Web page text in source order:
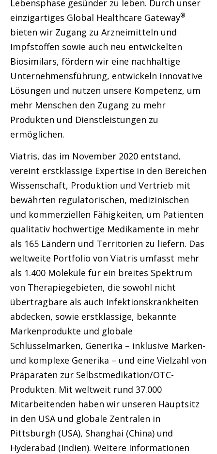
Lebensphase gesünder zu leben. Durch unser
einzigartiges Global Healthcare Gateway®
bieten wir Zugang zu Arzneimitteln und
Impfstoffen sowie auch neu entwickelten
Biosimilars, fördern wir eine nachhaltige
Unternehmensführung, entwickeln innovative
Lösungen und nutzen unsere Kompetenz, um
mehr Menschen den Zugang zu mehr
Produkten und Dienstleistungen zu
ermöglichen.
Viatris, das im November 2020 entstand,
vereint erstklassige Expertise in den Bereichen
Wissenschaft, Produktion und Vertrieb mit
bewährten regulatorischen, medizinischen
und kommerziellen Fähigkeiten, um Patienten
qualitativ hochwertige Medikamente in mehr
als 165 Ländern und Territorien zu liefern. Das
weltweite Portfolio von Viatris umfasst mehr
als 1.400 Moleküle für ein breites Spektrum
von Therapiegebieten, die sowohl nicht
übertragbare als auch Infektionskrankheiten
abdecken, sowie erstklassige, bekannte
Markenprodukte und globale
Schlüsselmarken, Generika – inklusive Marken-
und komplexe Generika – und eine Vielzahl von
Präparaten zur Selbstmedikation/OTC-
Produkten. Mit weltweit rund 37.000
Mitarbeitenden haben wir unseren Hauptsitz
in den USA und globale Zentralen in
Pittsburgh (USA), Shanghai (China) und
Hyderabad (Indien). Weitere Informationen